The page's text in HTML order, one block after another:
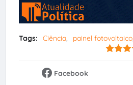
Tags: Ciência painel fotovoltaico
Facebook